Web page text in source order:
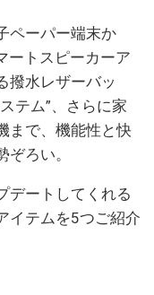
ペーパー端末か
ートスピーカーア
撥水レザーバッ
テム”、さらに家
まで、機能性と快
ろい。
デートしてくれる
イテムを5つご紹介